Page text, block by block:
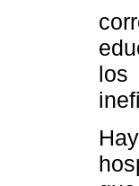
los